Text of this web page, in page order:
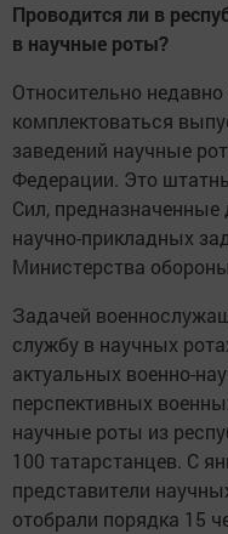
Проводится ли в
в научные роты?
Относительно
комплектоваться
заведений научные
Федерации. Это
Сил,
научно-прикладных
Министерства
Задачей
службу в научных
актуальных военно-
перспективных
научные роты из
100 татарстанцев. С
представители
отобрали порядка 15